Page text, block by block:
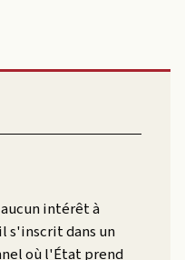
intérêt à
s'inscrit dans un
où l'État prend